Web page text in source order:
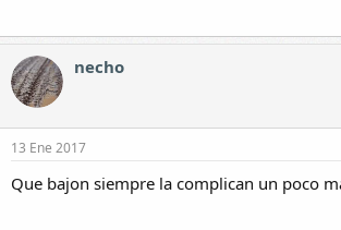
necho
13 Ene 2017
Que bajon siempre la complican un poco